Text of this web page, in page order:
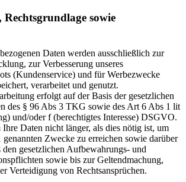
sowie
Daten werden ausschließlich zur
zur Verbesserung unseres
(Kundenservice) und für Werbezwecke
verarbeitet und genutzt.
erfolgt auf der Basis der gesetzlichen
des § 96 Abs 3 TKG sowie des Art 6 Abs 1 lit
und/oder f (berechtigtes Interesse) DSGVO.
Ihre Daten nicht länger, als dies nötig ist, um
Zwecke zu erreichen sowie darüber
den gesetzlichen Aufbewahrungs- und
sowie bis zur Geltendmachung,
Verteidigung von Rechtsansprüchen.